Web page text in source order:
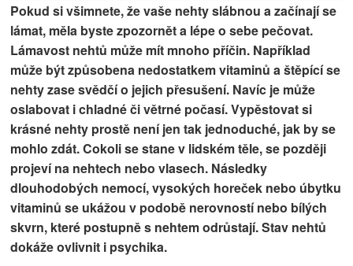
Pokud si všimnete, že vaše nehty slábnou a začínají se
lámat, měla byste zpozornět a lépe o sebe pečovat.
Lámavost nehtů může mít mnoho příčin. Například
může být způsobena nedostatkem vitaminů a štěpící se
nehty zase svědčí o jejich přesušení. Navíc je může
oslabovat i chladné či větrné počasí. Vypěstovat si
krásné nehty prostě není jen tak jednoduché, jak by se
mohlo zdát. Cokoli se stane v lidském těle, se později
projeví na nehtech nebo vlasech. Následky
dlouhodobých nemocí, vysokých horeček nebo úbytku
vitaminů se ukážou v podobě nerovností nebo bílých
skvrn, které postupně s nehtem odrůstají. Stav nehtů
dokáže ovlivnit i psychika.